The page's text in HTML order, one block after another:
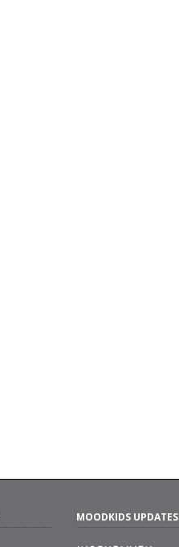
MOODKIDS UPDATES